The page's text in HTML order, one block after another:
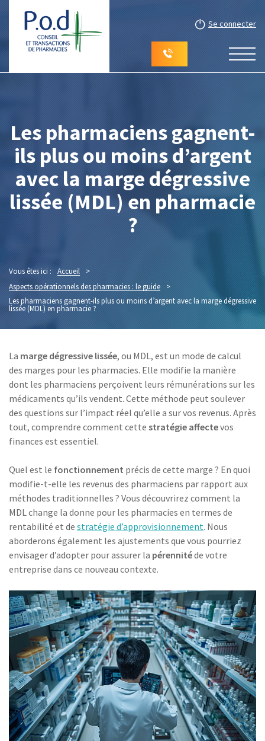
Se connecter
Les pharmaciens gagnent-
ils plus ou moins d’argent
avec la marge dégressive
lissée (MDL) en pharmacie
?
Vous êtes ici : Accueil
>
Aspects opérationnels des pharmacies : le guide
>
Les pharmaciens gagnent-ils plus ou moins d’argent avec la marge dégressive
lissée (MDL) en pharmacie ?
La marge dégressive lissée, ou MDL, est un mode de calcul
des marges pour les pharmacies. Elle modifie la manière
dont les pharmaciens perçoivent leurs rémunérations sur les
médicaments qu’ils vendent. Cette méthode peut soulever
des questions sur l’impact réel qu’elle a sur vos revenus. Après
tout, comprendre comment cette stratégie affectevos
finances est essentiel.
Quel est le fonctionnement précis de cette marge ? En quoi
modifie-t-elle les revenus des pharmaciens par rapport aux
méthodes traditionnelles ? Vous découvrirez comment la
MDL change la donne pour les pharmacies en termes de
rentabilité et de stratégie d’approvisionnement. Nous
aborderons également les ajustements que vous pourriez
envisager d’adopter pour assurer la pérennitéde votre
entreprise dans ce nouveau contexte.